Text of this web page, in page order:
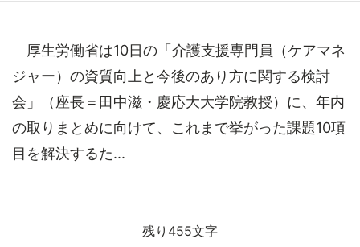
厚生労働省は10日の「介護支援専門員（ケアマネ
ジャー）の資質向上と今後のあり方に関する検討
会」（座長＝田中滋・慶応大大学院教授）に、年内
の取りまとめに向けて、これまで挙がった課題10項
目を解決するた...
残り455文字